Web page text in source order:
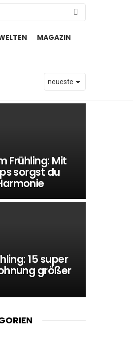
MAGAZIN
Frühling: Mit
sorgst du
15 super
größer